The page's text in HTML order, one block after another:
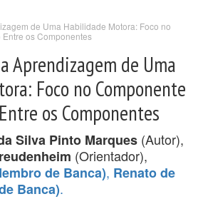
de Uma Habilidade Motora: Foco no
os Componentes
Aprendizagem de Uma
Foco no Componente
os Componentes
Silva Pinto Marques (Autor),
(Orientador),
de Banca), Renato de
Banca).